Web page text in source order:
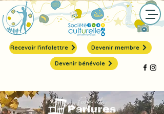
Recevoir l'infolettre Devenir membre
Devenir bénévole